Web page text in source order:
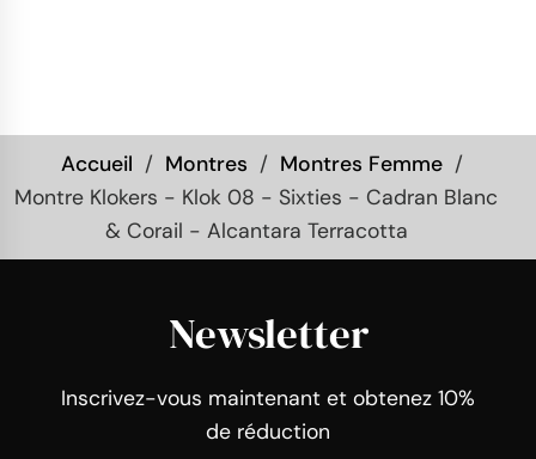
Accueil Montres
Montres Femme
Montre Klokers - Klok 08 - Sixties - Cadran Blanc
& Corail - Alcantara Terracotta
Newsletter
Inscrivez-vous maintenant et obtenez 10%
de réduction